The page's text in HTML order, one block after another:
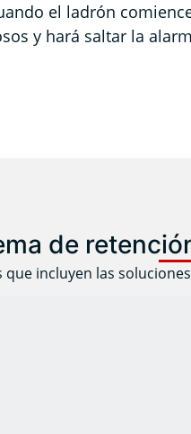
el ladrón
y hará saltar la
de
incluyen las